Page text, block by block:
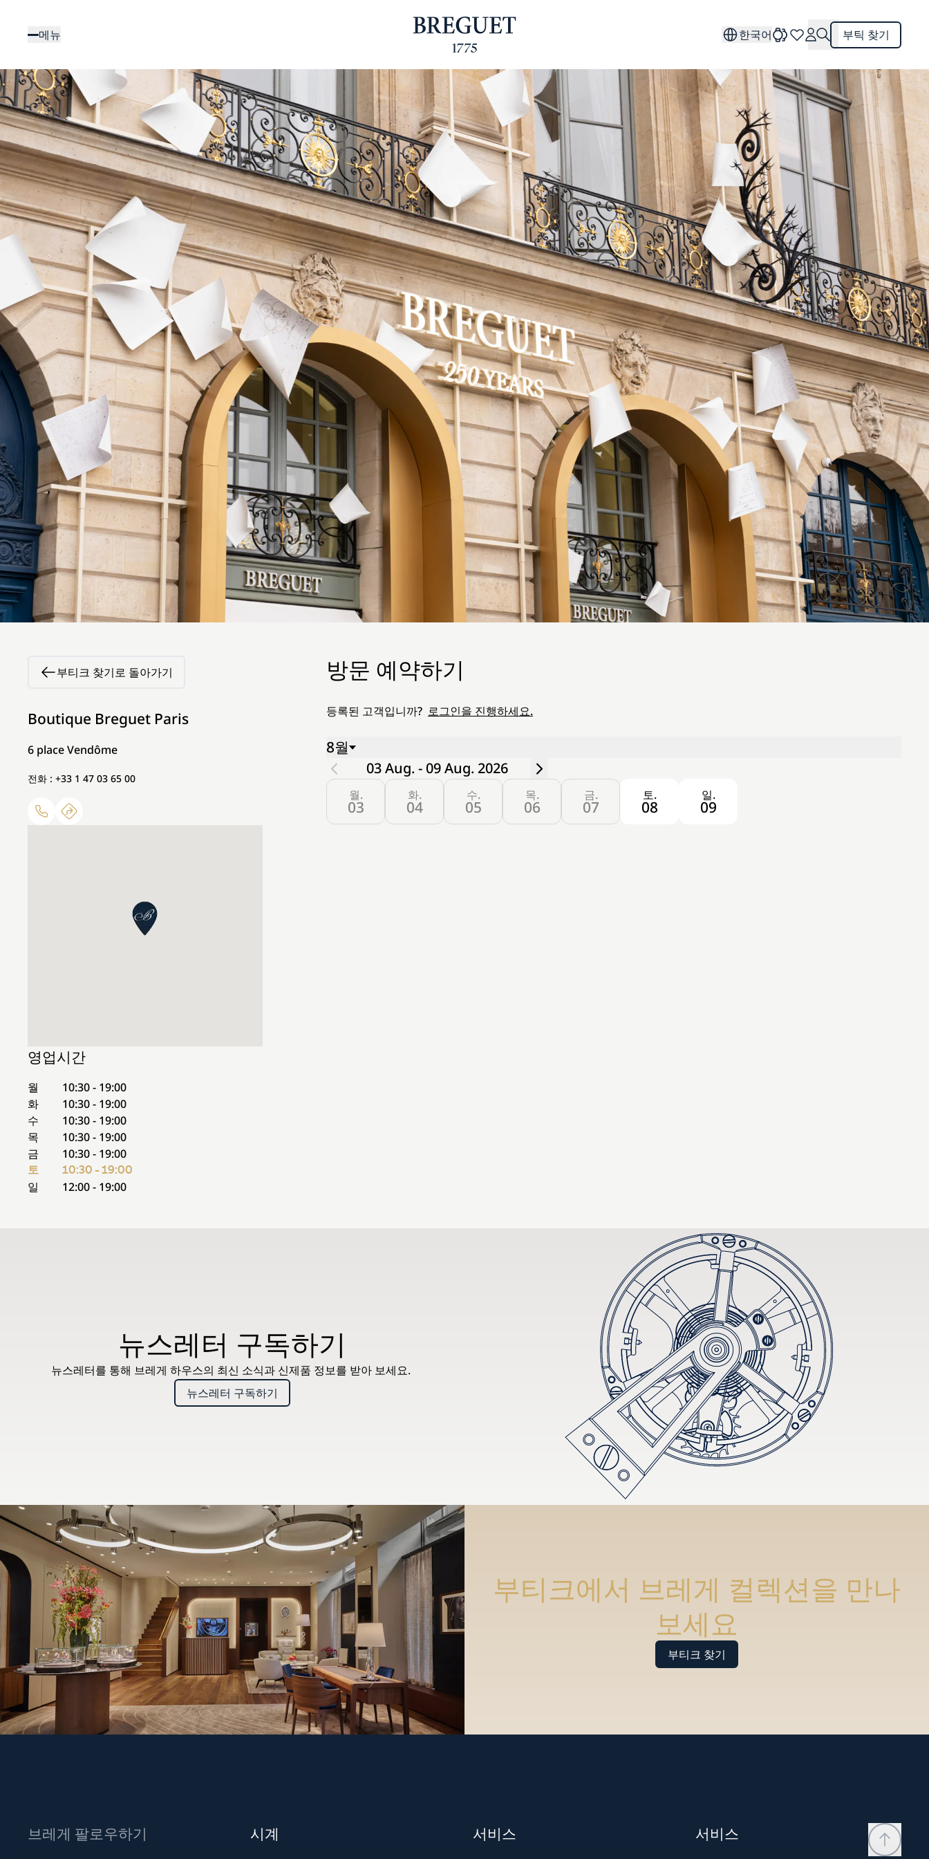
츠
로
건
너
뛰
기
메뉴 한국어 부틱 찾기
부티크 찾기로 돌아가기
Boutique Breguet Paris
6 place Vendôme
전화 : +33 1 47 03 65 00
영업시간
월
10:30 - 19:00
화
10:30 - 19:00
수
10:30 - 19:00
목
10:30 - 19:00
금
10:30 - 19:00
토 10:30 - 19:00
일 12:00 - 19:00
방문 예약하기
등록된 고객입니까? 로그인을 진행하세요.
8월
03 Aug. - 09 Aug. 2026
월.
03
화.
04
수.
05
목.
06
금.
07
토.
08
일.
09
뉴스레터 구독하기
뉴스레터를 통해 브레게 하우스의 최신 소식과 신제품 정보를 받아 보세요.
뉴스레터 구독하기
부티크에서 브레게 컬렉션을 만나
보세요
부티크 찾기
브레게 팔로우하기 시계 서비스 서비스